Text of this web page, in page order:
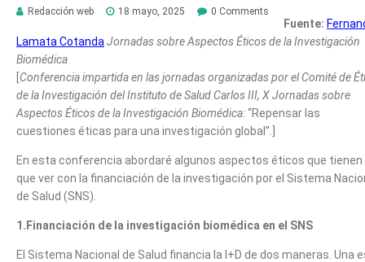
Redacción web 18 mayo, 2025 0 Comments
Fuente:
Lamata Cotanda Jornadas sobre Aspectos Éticos de la Investigación
Biomédica
Conferencia impartida en las jornadas organizadas por el Comité de
de la Investigación del Instituto de Salud Carlos III, X Jornadas sobre
Aspectos Éticos de la Investigación Biomédica:“Repensar las
cuestiones éticas para una investigación global”.]
En esta conferencia abordaré algunos aspectos éticos que tienen
que ver con la financiación de la investigación por el Sistema
de Salud (SNS).
1.Financiación de la investigación biomédica en el SNS
El Sistema Nacional de Salud financia la I+D de dos maneras. Una